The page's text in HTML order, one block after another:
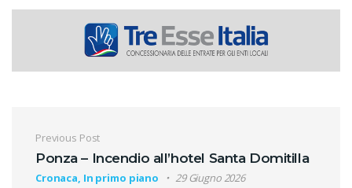
Navigazione articoli
Previous Post
Ponza – Incendio all’hotel Santa Domitilla
Cronaca, In primo piano 29 Giugno 2026